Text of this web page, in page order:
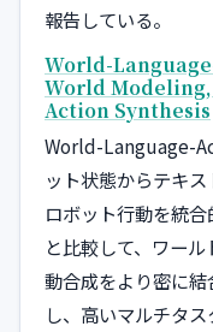
報告している。
World-
World
Action Synthesis
World-Language-
ット状態からテキ
ロボット行動を統
と比較して、ワー
動合成をより密に
し、高いマルチタス